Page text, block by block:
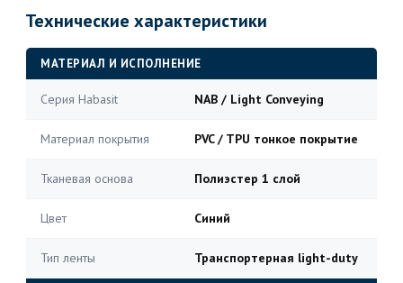
Технические характеристики
МАТЕРИАЛ И ИСПОЛНЕНИЕ
Серия Habasit NAB / Light Conveying
Материал покрытия PVC / TPU тонкое покрытие
Тканевая основа Полиэстер 1 слой
Цвет Синий
Тип ленты Транспортерная light-duty